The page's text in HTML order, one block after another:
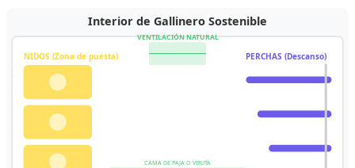
Interior de Gallinero Sostenible
VENTILACIÓN NATURAL
NIDOS (Zona de puesta) PERCHAS (Descanso)
CAMA DE PAJA O VIRUTA